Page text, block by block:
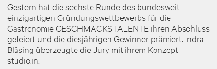
Gestern hat die sechste Runde des bundesweit
einzigartigen Gründungswettbewerbs für die
Gastronomie GESCHMACKSTALENTE ihren Abschluss
gefeiert und die diesjährigen Gewinner prämiert. Indra
Bläsing überzeugte die Jury mit ihrem Konzept
studio.in.